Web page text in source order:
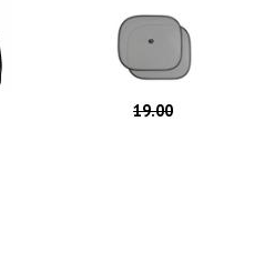
19.00